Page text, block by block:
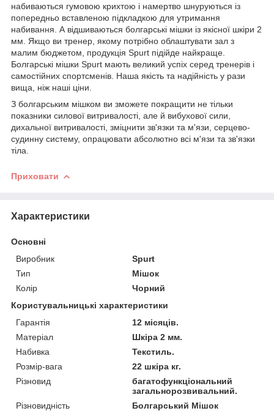
набиваються гумовою крихтою і намертво шнуруються із
попередньо вставленою підкладкою для утримання
набивання. А відшиваються болгарські мішки із якісної шкіри 2
мм. Якщо ви тренер, якому потрібно облаштувати зал з
малим бюджетом, продукція Spurt підійде найкраще.
Болгарські мішки Spurt мають великий успіх серед тренерів і
самостійних спортсменів. Наша якість та надійність у рази
вища, ніж наші ціни.
З болгарським мішком ви зможете покращити не тільки
показники силової витривалості, але й вибухової сили,
дихальної витривалості, зміцнити зв'язки та м'язи, серцево-
судинну систему, опрацювати абсолютно всі м'язи та зв'язки
тіла.
Приховати
Характеристики
Основні
Виробник
Spurt
Тип
Мішок
Колір
Чорний
Користувальницькі характеристики
Гарантія
12 місяців.
Матеріал
Шкіра 2 мм.
Набивка
Текстиль.
Розмір-вага
22 шкіра кг.
Різновид
багатофункціональний
загальнорозвивальний.
Різновидність
Болгарський Мішок